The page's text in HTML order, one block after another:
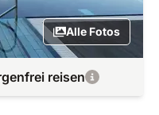
Alle Fotos
reisen